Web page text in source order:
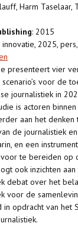
Harm Taselaar,
: 2015
: innovatie, 2025,
presenteert vier
voor de
journalistiek in
is actoren
aan het
de journalistiek
en een
te bereiden op
ook inzichten
debat over het
voor de
in opdracht van het
Anders nog nieuws?: